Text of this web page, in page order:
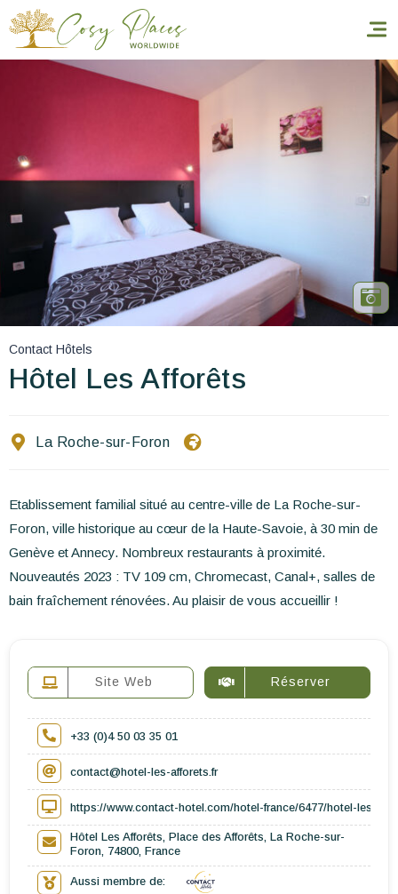
Réserver un séjour
Nos adresses dans le monde
World’s Best Hotels
Vous faire voyager
Les séjours à thème
Contact Hôtels
Hôtel Les Afforêts
La Roche-sur-Foron
Etablissement familial situé au centre-ville de La Roche-sur-
Foron, ville historique au cœur de la Haute-Savoie, à 30 min de
Genève et Annecy. Nombreux restaurants à proximité.
Nouveautés 2023 : TV 109 cm, Chromecast, Canal+, salles de
bain fraîchement rénovées. Au plaisir de vous accueillir !
Site Web Réserver
+33 (0)4 50 03 35 01
contact@hotel-les-afforets.fr
https://www.contact-hotel.com/hotel-france/6477/hotel-les-
Hôtel Les Afforêts, Place des Afforêts, La Roche-sur-
Foron, 74800, France
Aussi membre de: